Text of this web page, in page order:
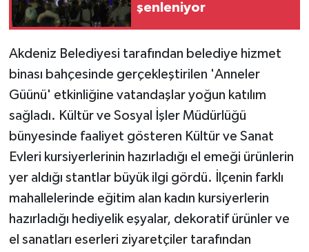
şenleniyor
Akdeniz Belediyesi tarafından belediye hizmet
binası bahçesinde gerçekleştirilen 'Anneler
Güünü' etkinliğine vatandaşlar yoğun katılım
sağladı. Kültür ve Sosyal İşler Müdürlüğü
bünyesinde faaliyet gösteren Kültür ve Sanat
Evleri kursiyerlerinin hazırladığı el emeği ürünlerin
yer aldığı stantlar büyük ilgi gördü. İlçenin farklı
mahallelerinde eğitim alan kadın kursiyerlerin
hazırladığı hediyelik eşyalar, dekoratif ürünler ve
el sanatları eserleri ziyaretçiler tarafından
Yaşam